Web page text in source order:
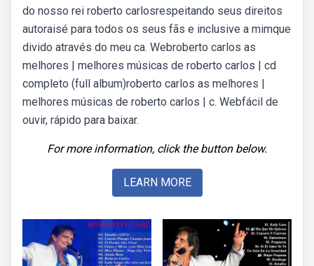
do nosso rei roberto carlosrespeitando seus direitos
autoraisé para todos os seus fãs e inclusive a mimque
divido através do meu ca. Webroberto carlos as
melhores | melhores músicas de roberto carlos | cd
completo (full album)roberto carlos as melhores |
melhores músicas de roberto carlos | c. Webfácil de
ouvir, rápido para baixar.
For more information, click the button below.
LEARN MORE